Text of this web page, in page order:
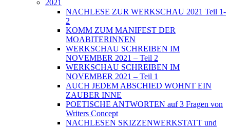
2021
NACHLESE ZUR WERKSCHAU 2021 Teil 1-
2
KOMM ZUM MANIFEST DER
MOABITERINNEN
WERKSCHAU SCHREIBEN IM
NOVEMBER 2021 – Teil 2
WERKSCHAU SCHREIBEN IM
NOVEMBER 2021 – Teil 1
AUCH JEDEM ABSCHIED WOHNT EIN
ZAUBER INNE
POETISCHE ANTWORTEN auf 3 Fragen von
Writers Concept
NACHLESEN SKIZZENWERKSTATT und